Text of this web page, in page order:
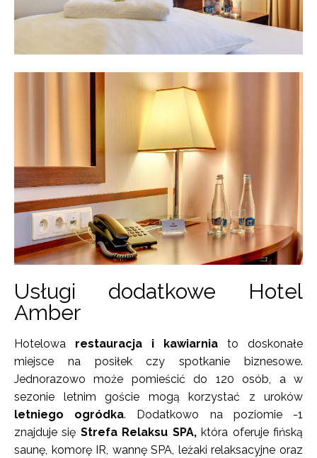
Usługi dodatkowe Hotel
Amber
Hotelowa restauracja i kawiarnia to doskonałe
miejsce na posiłek czy spotkanie biznesowe.
Jednorazowo może pomieścić do 120 osób, a w
sezonie letnim goście mogą korzystać z uroków
letniego ogródka. Dodatkowo na poziomie -1
znajduje się Strefa Relaksu SPA,która oferuje fińską
saunę, komorę IR, wannę SPA, leżaki relaksacyjne oraz